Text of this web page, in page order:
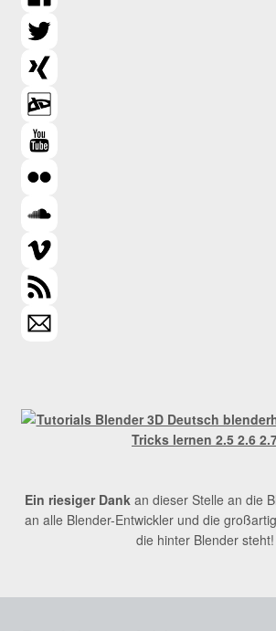
Ein riesiger Dank an dieser Stelle an die
an alle Blender-Entwickler und die
die hinter Blender steht!